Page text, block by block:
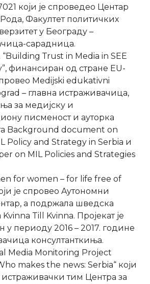
који је спроведео Центар
Рода, Факултет политичких
у Београду –
сарадница.
“Building Тrust in Мedia in SEE
финансиран од стране EU-
Medijski edukativni
– главна истраживачица,
за медијску и
писменост и ауторка
Background document on
Policy and Strategy in Serbia и
on MIL Policies and Strategies
for women – for life free of
је спровео Aутономни
а подржала шведска
Till Kvinna. Пројекат је
у периоду 2016 – 2017. године
консултанткиња.
Media Monitoring Project
makes the news: Serbia“ који
истраживачки тим Центра за